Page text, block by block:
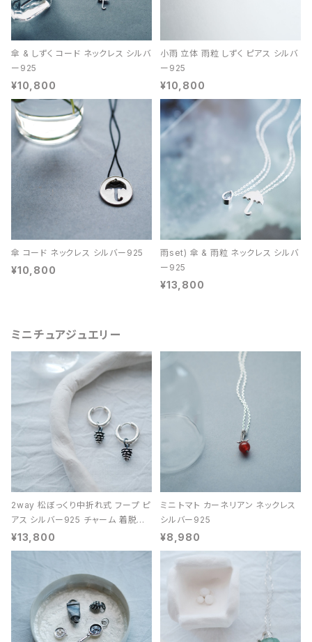
傘 & しずく コード ネックレス シルバ
ー925
¥10,800
小雨 立体 雨粒 しずく ピアス シルバ
ー925
¥10,800
傘 コード ネックレス シルバー925
¥10,800
雨set) 傘 & 雨粒 ネックレス シルバ
ー925
¥13,800
ミニチュアジュエリー
2way 松ぼっくり中折れ式 フープ ピ
アス シルバー925 チャーム 着脱可
能 レディース ユニセックス
¥13,800
ミニ トマト カーネリアン ネックレス
シルバー925
¥8,980